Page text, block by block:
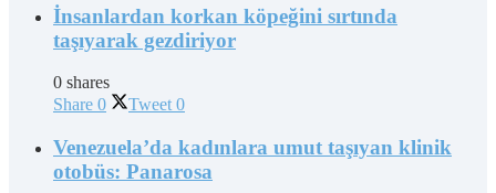
İnsanlardan korkan köpeğini sırtında
taşıyarak gezdiriyor
0 shares
Share 0 Tweet 0
Venezuela’da kadınlara umut taşıyan klinik
otobüs: Panarosa